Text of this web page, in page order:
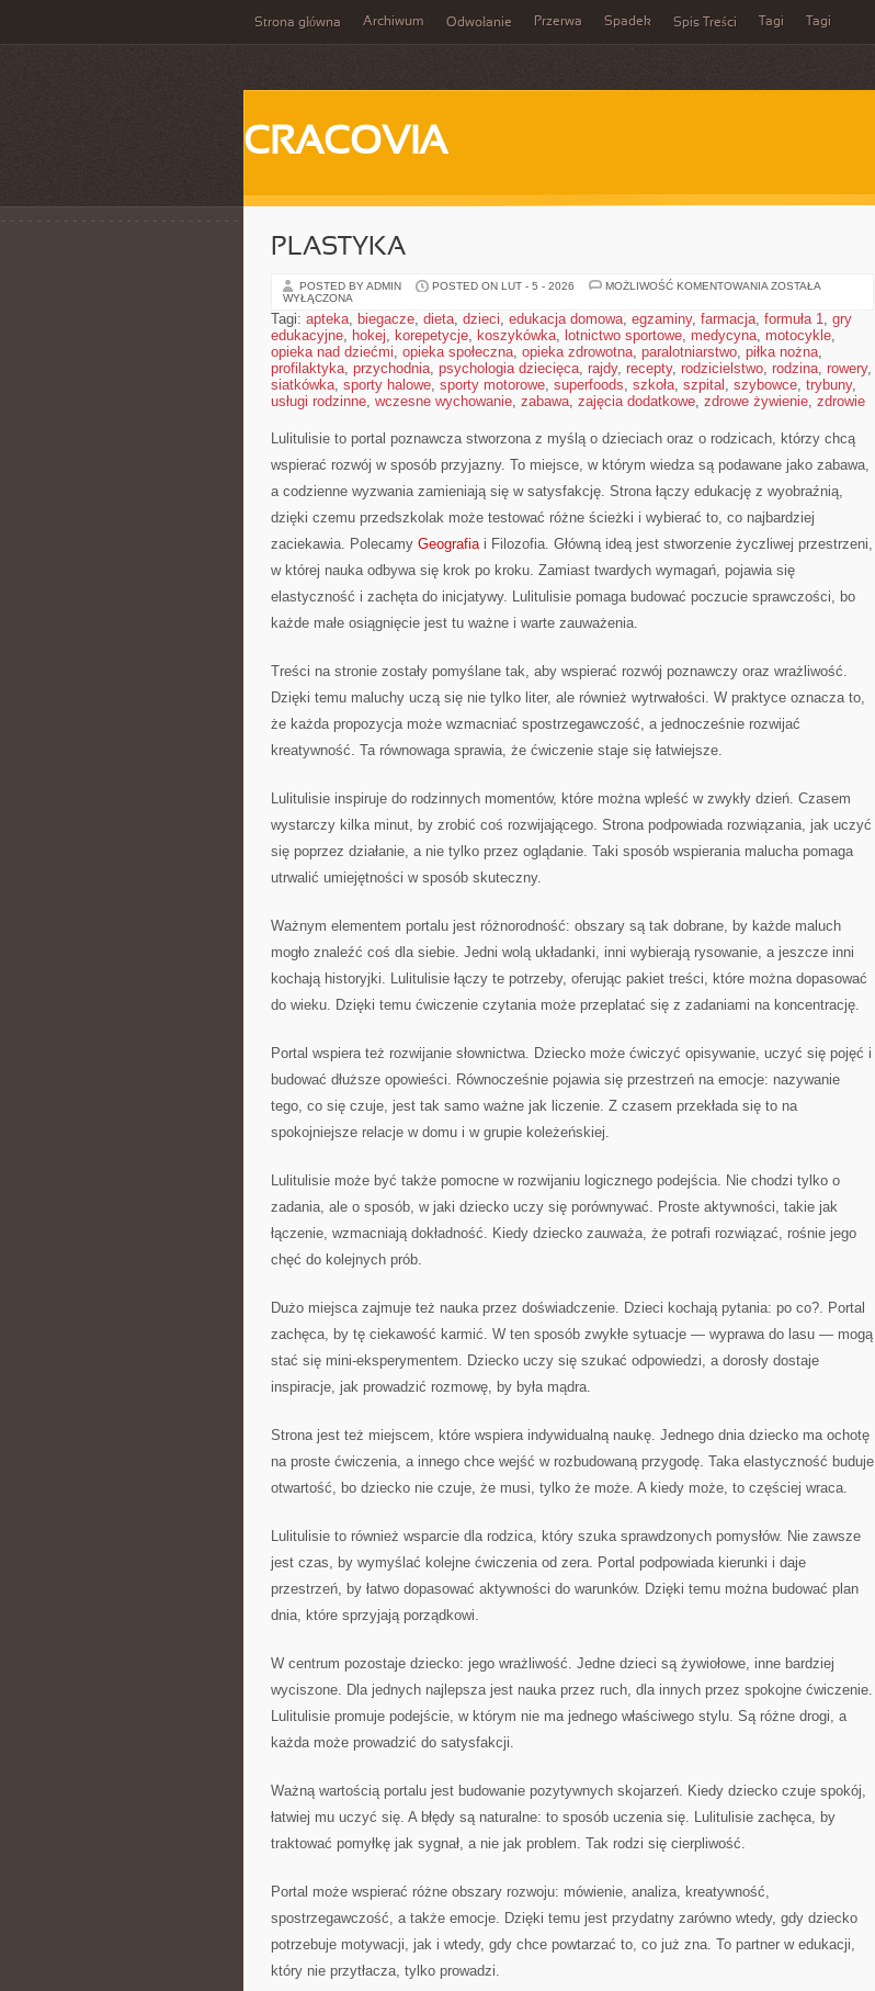
Strona główna Archiwum Odwołanie Przerwa Spadek Spis Treści Tagi Tagi
CRACOVIA
PLASTYKA
POSTED BY ADMIN POSTED ON LUT - 5 - 2026 MOŻLIWOŚĆ KOMENTOWANIA PLASTYKA
ZOSTAŁA
WYŁĄCZONA
Tagi: apteka, biegacze, dieta, dzieci, edukacja domowa, egzaminy, farmacja, formuła 1, gry
edukacyjne, hokej, korepetycje, koszykówka, lotnictwo sportowe, medycyna, motocykle,
opieka nad dziećmi, opieka społeczna, opieka zdrowotna, paralotniarstwo, piłka nożna,
profilaktyka, przychodnia, psychologia dziecięca, rajdy, recepty, rodzicielstwo, rodzina, rowery,
siatkówka, sporty halowe, sporty motorowe, superfoods, szkoła, szpital , szybowce, trybuny,
usługi rodzinne, wczesne wychowanie, zabawa, zajęcia dodatkowe, zdrowe żywienie, zdrowie
Lulitulisie to portal poznawcza stworzona z myślą o dzieciach oraz o rodzicach, którzy chcą
wspierać rozwój w sposób przyjazny. To miejsce, w którym wiedza są podawane jako zabawa,
a codzienne wyzwania zamieniają się w satysfakcję. Strona łączy edukację z wyobraźnią,
dzięki czemu przedszkolak może testować różne ścieżki i wybierać to, co najbardziej
zaciekawia. Polecamy Geografiai Filozofia. Główną ideą jest stworzenie życzliwej przestrzeni,
w której nauka odbywa się krok po kroku. Zamiast twardych wymagań, pojawia się
elastyczność i zachęta do inicjatywy. Lulitulisie pomaga budować poczucie sprawczości, bo
każde małe osiągnięcie jest tu ważne i warte zauważenia.
Treści na stronie zostały pomyślane tak, aby wspierać rozwój poznawczy oraz wrażliwość.
Dzięki temu maluchy uczą się nie tylko liter, ale również wytrwałości. W praktyce oznacza to,
że każda propozycja może wzmacniać spostrzegawczość, a jednocześnie rozwijać
kreatywność. Ta równowaga sprawia, że ćwiczenie staje się łatwiejsze.
Lulitulisie inspiruje do rodzinnych momentów, które można wpleść w zwykły dzień. Czasem
wystarczy kilka minut, by zrobić coś rozwijającego. Strona podpowiada rozwiązania, jak uczyć
się poprzez działanie, a nie tylko przez oglądanie. Taki sposób wspierania malucha pomaga
utrwalić umiejętności w sposób skuteczny.
Ważnym elementem portalu jest różnorodność: obszary są tak dobrane, by każde maluch
mogło znaleźć coś dla siebie. Jedni wolą układanki, inni wybierają rysowanie, a jeszcze inni
kochają historyjki. Lulitulisie łączy te potrzeby, oferując pakiet treści, które można dopasować
do wieku. Dzięki temu ćwiczenie czytania może przeplatać się z zadaniami na koncentrację.
Portal wspiera też rozwijanie słownictwa. Dziecko może ćwiczyć opisywanie, uczyć się pojęć i
budować dłuższe opowieści. Równocześnie pojawia się przestrzeń na emocje: nazywanie
tego, co się czuje, jest tak samo ważne jak liczenie. Z czasem przekłada się to na
spokojniejsze relacje w domu i w grupie koleżeńskiej.
Lulitulisie może być także pomocne w rozwijaniu logicznego podejścia. Nie chodzi tylko o
zadania, ale o sposób, w jaki dziecko uczy się porównywać. Proste aktywności, takie jak
łączenie, wzmacniają dokładność. Kiedy dziecko zauważa, że potrafi rozwiązać, rośnie jego
chęć do kolejnych prób.
Dużo miejsca zajmuje też nauka przez doświadczenie. Dzieci kochają pytania: po co?. Portal
zachęca, by tę ciekawość karmić. W ten sposób zwykłe sytuacje — wyprawa do lasu — mogą
stać się mini-eksperymentem. Dziecko uczy się szukać odpowiedzi, a dorosły dostaje
inspiracje, jak prowadzić rozmowę, by była mądra.
Strona jest też miejscem, które wspiera indywidualną naukę. Jednego dnia dziecko ma ochotę
na proste ćwiczenia, a innego chce wejść w rozbudowaną przygodę. Taka elastyczność buduje
otwartość, bo dziecko nie czuje, że musi, tylko że może. A kiedy może, to częściej wraca.
Lulitulisie to również wsparcie dla rodzica, który szuka sprawdzonych pomysłów. Nie zawsze
jest czas, by wymyślać kolejne ćwiczenia od zera. Portal podpowiada kierunki i daje
przestrzeń, by łatwo dopasować aktywności do warunków. Dzięki temu można budować plan
dnia, które sprzyjają porządkowi.
W centrum pozostaje dziecko: jego wrażliwość. Jedne dzieci są żywiołowe, inne bardziej
wyciszone. Dla jednych najlepsza jest nauka przez ruch, dla innych przez spokojne ćwiczenie.
Lulitulisie promuje podejście, w którym nie ma jednego właściwego stylu. Są różne drogi, a
każda może prowadzić do satysfakcji.
Ważną wartością portalu jest budowanie pozytywnych skojarzeń. Kiedy dziecko czuje spokój,
łatwiej mu uczyć się. A błędy są naturalne: to sposób uczenia się. Lulitulisie zachęca, by
traktować pomyłkę jak sygnał, a nie jak problem. Tak rodzi się cierpliwość.
Portal może wspierać różne obszary rozwoju: mówienie, analiza, kreatywność,
spostrzegawczość, a także emocje. Dzięki temu jest przydatny zarówno wtedy, gdy dziecko
potrzebuje motywacji, jak i wtedy, gdy chce powtarzać to, co już zna. To partner w edukacji,
który nie przytłacza, tylko prowadzi.